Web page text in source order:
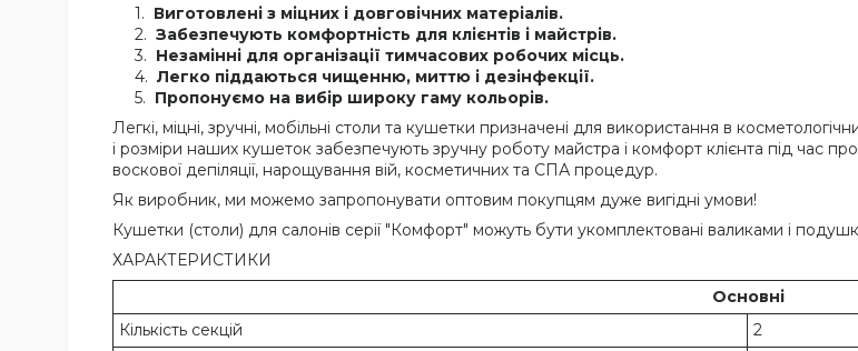
Виготовлені з міцних і довговічних матеріалів.
Забезпечують комфортність для клієнтів і майстрів.
Незамінні для організації тимчасових робочих місць.
Легко піддаються чищенню, миттю і дезінфекції.
Пропонуємо на вибір широку гаму кольорів.
Легкі, міцні, зручні, мобільні столи та кушетки призначені для використання в
і розміри наших кушеток забезпечують зручну роботу майстра і комфорт клієнта під час
воскової депіляції, нарощування вій, косметичних та СПА процедур.
Як виробник, ми можемо запропонувати оптовим покупцям дуже вигідні умови!
Кушетки (столи) для салонів серії "Комфорт" можуть бути укомплектовані валиками і
ХАРАКТЕРИСТИКИ
Основні
Кількість секцій
2